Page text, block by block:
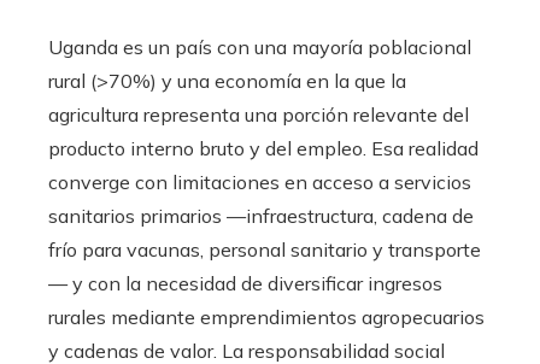
Uganda es un país con una mayoría poblacional
rural (>70%) y una economía en la que la
agricultura representa una porción relevante del
producto interno bruto y del empleo. Esa realidad
converge con limitaciones en acceso a servicios
sanitarios primarios —infraestructura, cadena de
frío para vacunas, personal sanitario y transporte
— y con la necesidad de diversificar ingresos
rurales mediante emprendimientos agropecuarios
y cadenas de valor. La responsabilidad social